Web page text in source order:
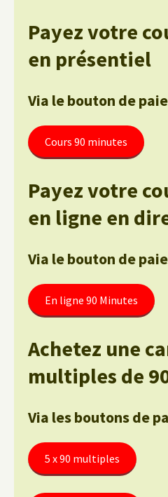
Payez votre
en présentiel
Via le bouton de
Cours 90 minutes
Payez votre
en ligne en
Via le bouton de
En ligne 90 Minutes
Achetez une
multiples de
Via les boutons de
5 x 90 multiples